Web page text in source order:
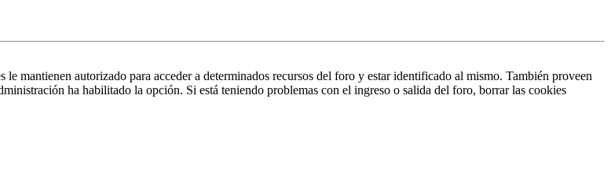
mantienen autorizado para acceder a determinados recursos del foro y estar identificado al mismo. También proveen
ha habilitado la opción. Si está teniendo problemas con el ingreso o salida del foro, borrar las cookies